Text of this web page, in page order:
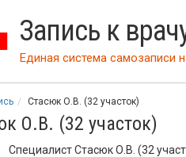
Запись к
Единая система самозаписи
Стасюк О.В. (32 участок)
О.В. (32 участок)
Специалист Стасюк О.В. (32